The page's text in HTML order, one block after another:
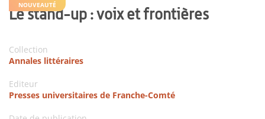
NOUVEAUTÉ
Le stand-up : voix et frontières
Collection
Annales littéraires
Editeur
Presses universitaires de Franche-Comté